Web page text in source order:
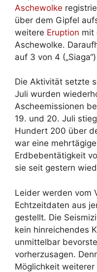
Aschewolke
über dem Gipfel
weitere Eruption mit
Aschewolke.
auf 3 von 4
Die Aktivität setzte
Juli wurden
Ascheemissionen
19. und 20. Juli
Hundert 200 über
war eine
Erdbebentätigkeit
sie seit gestern
Leider werden vom
Echtzeitdaten aus
gestellt. Die
kein hinreichendes
unmittelbar
vorherzusagen.
Möglichkeit